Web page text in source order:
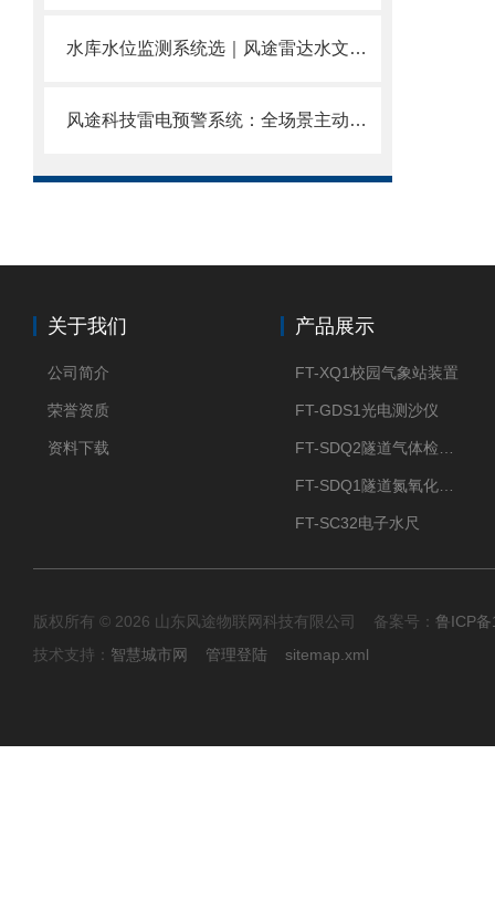
水库水位监测系统选｜风途雷达水文系统，非接触水位+雨量+流量一体。
风途科技雷电预警系统：全场景主动式雷电提前预警MEMS全固态无机械部件。
关于我们
公司简介
荣誉资质
资料下载
产品展示
FT-XQ1校园气象站装置
FT-GDS1光电测沙仪
FT-SC32电子水尺
版权所有 © 2026 山东风途物联网科技有限公司 备案号： 鲁ICP
技术支持： 智慧城市网 管理登陆 sitemap.xml